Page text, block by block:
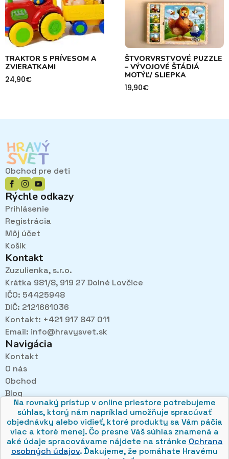
Pri návštevách kamenného obchodu pozorne
načúvame malým aj veľkým, aby sme zistili, čo sa Vám
v obchode páči najviac a mohli sa tak posúvať vpred.
Na rovnaký prístup v online priestore potrebujeme
súhlas, ktorý nám napríklad umožňuje spracúvať
objednávky alebo vidieť, ktoré produkty sa Vám páčia
viac a ktoré menej. Čo presne Váš súhlas znamená a
aké údaje spracovávame nájdete na stránke Ochrana
osobných údajov. Ďakujeme, že pomáhate Hravému
TRAKTOR S PRÍVESOM A
ZVIERATKAMI
24,90€
ŠTVORVRSTVOVÉ PUZZLE
– VÝVOJOVÉ ŠTÁDIÁ
MOTÝĽ/ SLIEPKA
19,90€
Obchod pre deti
Rýchle odkazy
Prihlásenie
Registrácia
Môj účet
Košík
Kontakt
Zuzulienka, s.r.o.
Krátka 981/8, 919 27 Dolné Lovčice
IČO: 54425948
DIČ: 2121661036
Kontakt: +421 917 847 011
Email: info@hravysvet.sk
Navigácia
Kontakt
O nás
Obchod
Blog
Obchodné podmienky
Ochrana osobných údajov